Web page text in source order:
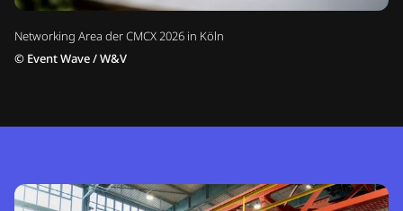
Networking Area der CMCX 2026 in Köln
© Event Wave / W&V